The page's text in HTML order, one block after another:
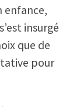
enfance,
insurgé
que de
pour